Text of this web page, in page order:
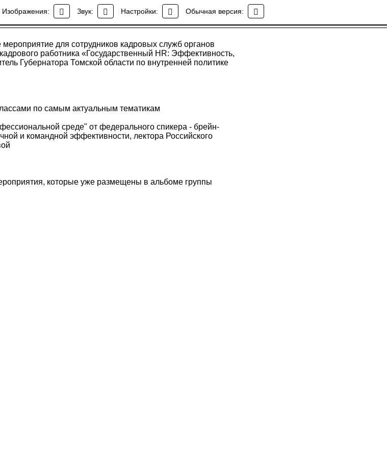
Изображения: Звук: Настройки: Обычная версия:
Новости ИСТОКА
для сотрудников кадровых служб органов
работника «Государственный HR: Эффективность,
Губернатора Томской области по внутренней политике
по самым актуальным тематикам
среде" от федерального спикера - брейн-
и командной эффективности, лектора Российского
которые уже размещены в альбоме группы